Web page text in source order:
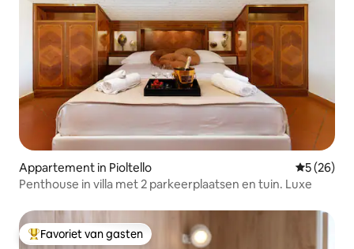
Appartement in Pioltello
5 (26)
Penthouse in villa met 2 parkeerplaatsen en tuin. Luxe
Topfavoriet van gasten
Favoriet van gasten